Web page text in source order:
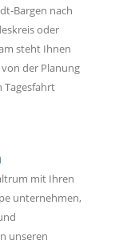
Bargen nach
oder
steht Ihnen
der Planung
Tagesfahrt
mit Ihren
unternehmen,
unseren